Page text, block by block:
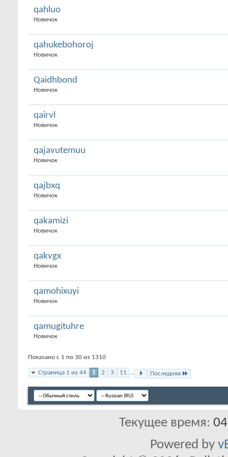
qahluo
Новичок
qahukebohoroj
Новичок
Qaidhbond
Новичок
qairvl
Новичок
qajavutemuu
Новичок
qajbxq
Новичок
qakamizi
Новичок
qakvgx
Новичок
qamohixuyi
Новичок
qamugituhre
Новичок
Показано с 1 по 30 из 1310
Страница 1 из 44 1 2 3 11 ... Последняя
Текущее время:
Powered by